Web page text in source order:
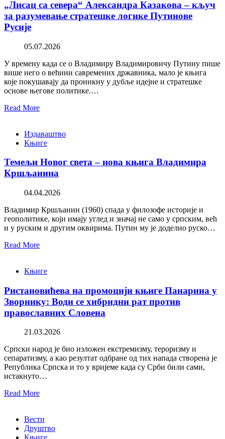
„Лисац са севера“ Александра Казакова – кључ
за разумевање стратешке логике Путинове
Русије
05.07.2026
У времену када се о Владимиру Владимировичу Путину пише
више него о већини савремених државника, мало је књига
које покушавају да проникну у дубље идејне и стратешке
основе његове политике.…
Read More
Издаваштво
Књиге
Темељи Новог света – нова књига Владимира
Кршљанина
04.04.2026
Владимир Кршљанин (1960) спада у филозофе историје и
геополитике, који имају углед и значај не само у српским, већ
и у руским и другим оквирима. Путин му је доделио руско…
Read More
Књиге
Ристановићева на промоцији књиге Панарина у
Зворнику: Води се хибридни рат против
православних Словена
21.03.2026
Српски народ је био изложен екстремизму, тероризму и
сепаратизму, а као резултат одбране од тих напада створена је
Република Српска и то у вријеме када су Срби били сами,
истакнуто…
Read More
Вести
Друштво